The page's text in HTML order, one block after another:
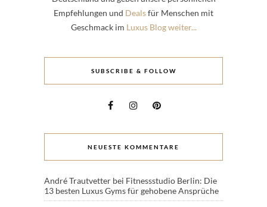
Empfehlungen und Dealsfür Menschen mit
Geschmack im Luxus Blog weiter...
SUBSCRIBE & FOLLOW
NEUESTE KOMMENTARE
André Trautvetter bei Fitnessstudio Berlin: Die
13 besten Luxus Gyms für gehobene Ansprüche